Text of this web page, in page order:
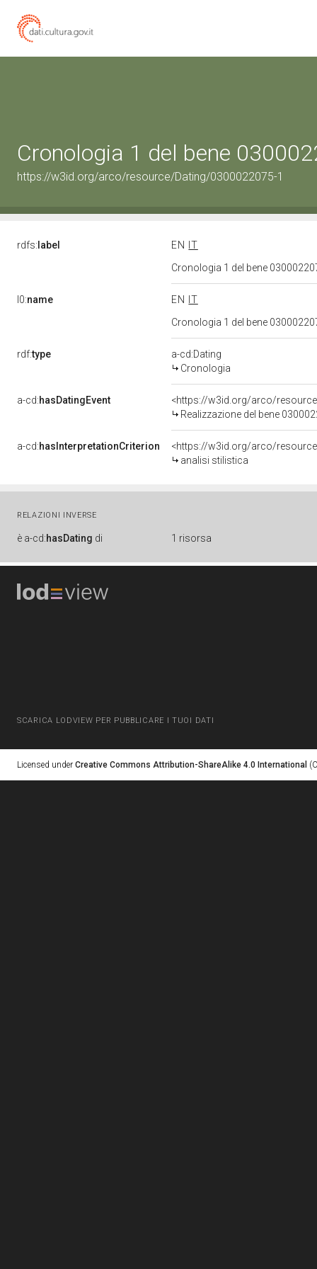
Cronologia 1 del bene
https://w3id.org/arco/resource/Dating/0300022075-1
rdfs: label EN
IT
Cronologia 1 del bene
l0:name EN
IT
Cronologia 1 del bene
rdf:type
a-cd:Dating
Cronologia
a-cd:hasDatingEvent
<https://w3id.org/arco/
Realizzazione del bene
a-cd:hasInterpretationCriterion
<https://w3id.org/arco/
analisi stilistica
RELAZIONI INVERSE
è a-cd:hasDating di 1 risorsa
SCARICA LODVIEW PER PUBBLICARE I TUOI DATI
Licensed under Creative Commons Attribution-ShareAlike 4.0 International